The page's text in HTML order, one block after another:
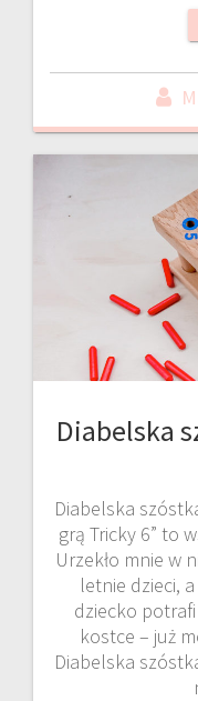
Diabelska
Diabelska
grą Tricky 6” to
Urzekło mnie w
letnie dzieci,
dziecko
kostce – już
Diabelska